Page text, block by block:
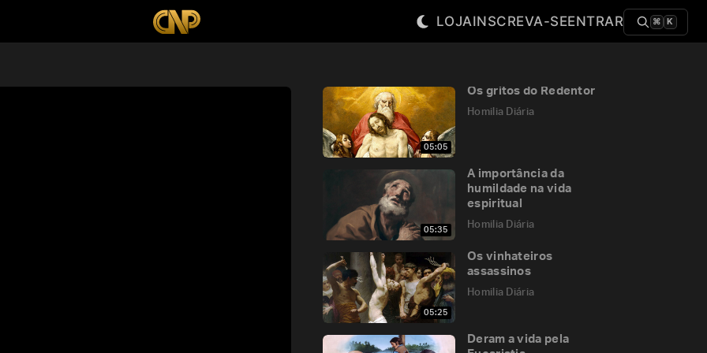
LOJAINSCREVA-SEENTRAR ⌘ K
05:05
Os gritos do Redentor
Homilia Diária
05:35
A importância da
humildade na vida
espiritual
Homilia Diária
05:25
Os vinhateiros
assassinos
Homilia Diária
Deram a vida pela